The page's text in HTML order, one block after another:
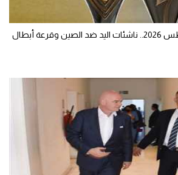
مواعيد الخميس 6 أغسطس 2026.. ناشئات اليد ضد الصين وقرعة أبطال